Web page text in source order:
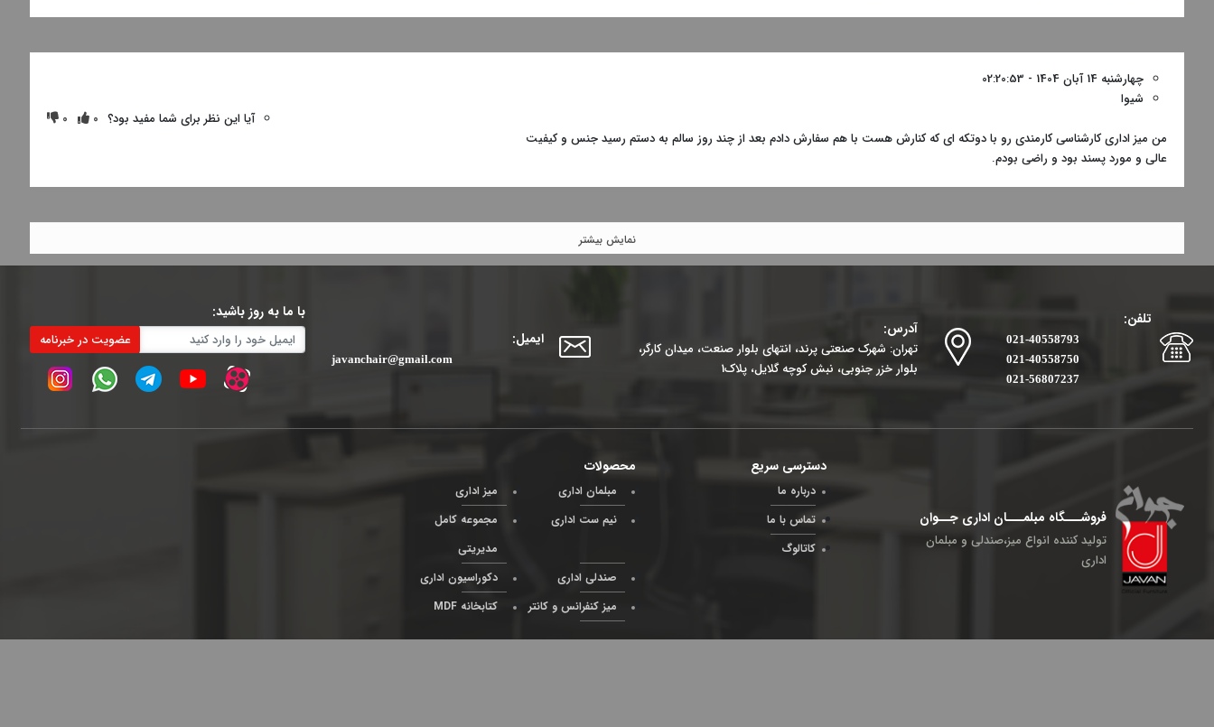
چهارشنبه 14 آبان 1404 - 02:20:53
شیوا
آیا این نظر برای شما مفید بود؟ 0
0
من میز اداری کارشناسی کارمندی رو با دوتکه ای که کنارش هست با هم سفارش دادم بعد از چند روز سالم به دستم رسید جنس و کیفیت
عالی و مورد پسند بود و راضی بودم.
نمایش بیشتر
تلفن:
021-40558793
021-40558750
021-56807237
آدرس:
تهران: شهرک صنعتی پرند، انتهای بلوار صنعت، میدان کارگر،
بلوار خزر جنوبی، نبش کوچه گلایل، پلاک1
ایمیل:
javanchair@gmail.com
با ما به روز باشید:
عضویت در خبرنامه
فروشـــگاه مبلمـــان اداری جــوان
تولید کننده انواع میز،صندلی و مبلمان
اداری
دسترسی سریع
درباره ما
تماس با ما
کاتالوگ
محصولات
مبلمان اداری
میز اداری
نیم ست اداری
مجموعه کامل
مدیریتی
صندلی اداری
دکوراسیون اداری
میز کنفرانس و کانتر
کتابخانه MDF